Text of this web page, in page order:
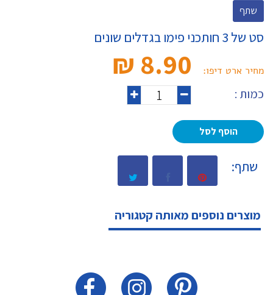
שתף
סט של 3 חותכני פימו בגדלים שונים
מחיר ארט דיפו: 8.90 ₪‎
כמות :
הוסף לסל
שתף:
מוצרים נוספים מאותה קטגוריה